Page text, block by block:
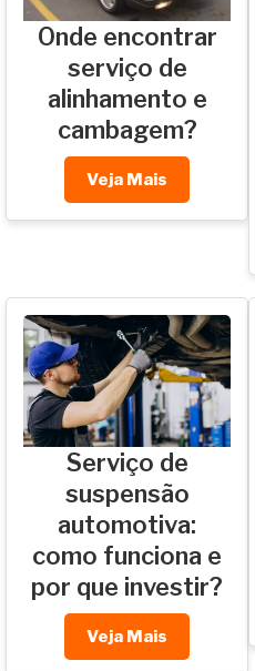
Onde encontrar
serviço de
alinhamento e
cambagem?
Veja Mais
Serviço de
suspensão
automotiva:
como funciona e
por que investir?
Veja Mais